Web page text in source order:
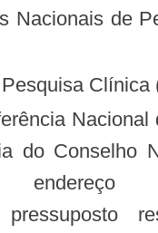
Clínica
do Conselho
pressuposto